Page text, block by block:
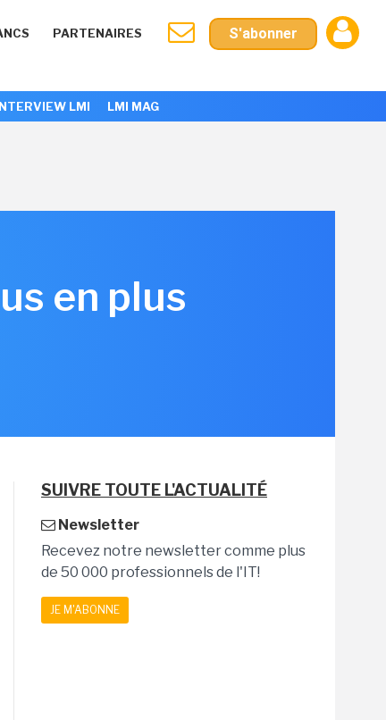
PARTENAIRES S'abonner
LMI LMI MAG
en plus
SUIVRE TOUTE L'ACTUALITÉ
Newsletter
Recevez notre newsletter comme plus
de 50 000 professionnels de l'IT!
JE M'ABONNE